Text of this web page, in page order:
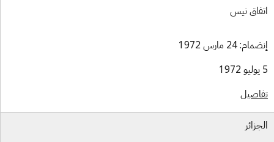
نيس
24 مارس 1972